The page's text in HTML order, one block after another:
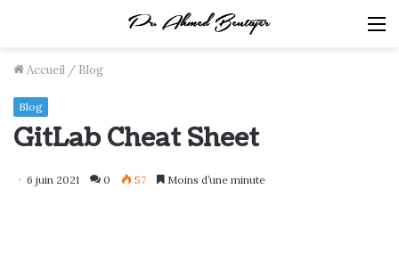
Accueil / Blog
Blog
GitLab Cheat Sheet
6 juin 2021 0 57 Moins d’une minute